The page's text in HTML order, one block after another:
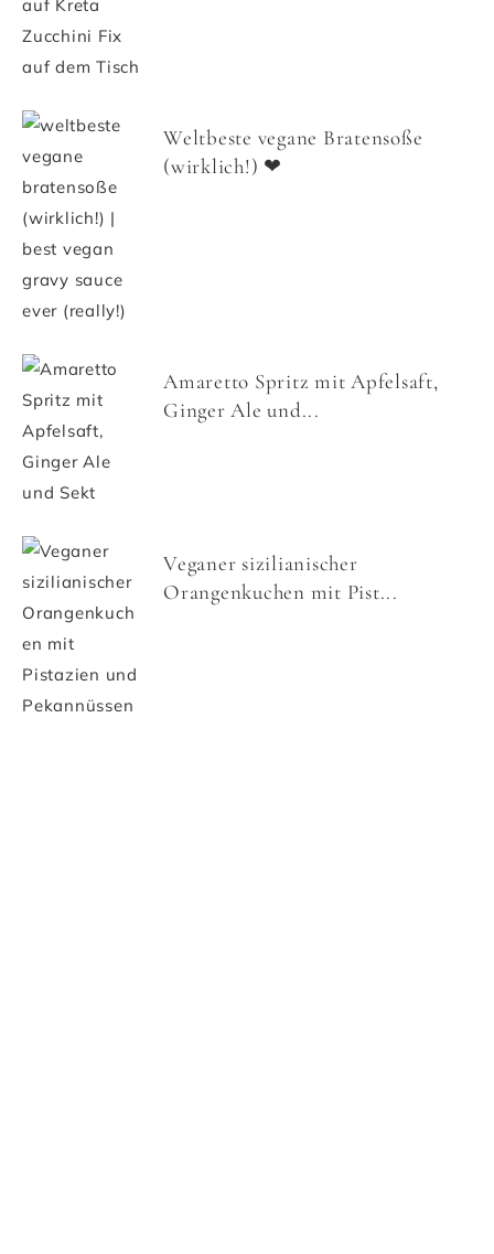
Weltbeste vegane Bratensoße
(wirklich!) ❤
Amaretto Spritz mit Apfelsaft,
Ginger Ale und...
Veganer sizilianischer
Orangenkuchen mit Pist...